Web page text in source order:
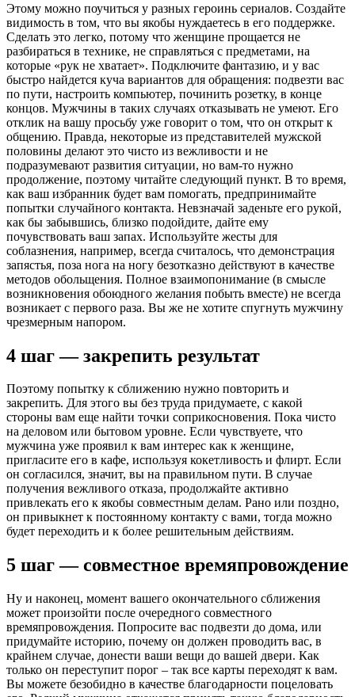
Этому можно поучиться у разных героинь сериалов. Создайте
видимость в том, что вы якобы нуждаетесь в его поддержке.
Сделать это легко, потому что женщине прощается не
разбираться в технике, не справляться с предметами, на
которые «рук не хватает». Подключите фантазию, и у вас
быстро найдется куча вариантов для обращения: подвезти вас
по пути, настроить компьютер, починить розетку, в конце
концов. Мужчины в таких случаях отказывать не умеют. Его
отклик на вашу просьбу уже говорит о том, что он открыт к
общению. Правда, некоторые из представителей мужской
половины делают это чисто из вежливости и не
подразумевают развития ситуации, но вам-то нужно
продолжение, поэтому читайте следующий пункт. В то время,
как ваш избранник будет вам помогать, предпринимайте
попытки случайного контакта. Невзначай заденьте его рукой,
как бы забывшись, близко подойдите, дайте ему
почувствовать ваш запах. Используйте жесты для
соблазнения, например, всегда считалось, что демонстрация
запястья, поза нога на ногу безотказно действуют в качестве
методов обольщения. Полное взаимопонимание (в смысле
возникновения обоюдного желания побыть вместе) не всегда
возникает с первого раза. Вы же не хотите спугнуть мужчину
чрезмерным напором.
4 шаг — закрепить результат
Поэтому попытку к сближению нужно повторить и
закрепить. Для этого вы без труда придумаете, с какой
стороны вам еще найти точки соприкосновения. Пока чисто
на деловом или бытовом уровне. Если чувствуете, что
мужчина уже проявил к вам интерес как к женщине,
пригласите его в кафе, используя кокетливость и флирт. Если
он согласился, значит, вы на правильном пути. В случае
получения вежливого отказа, продолжайте активно
привлекать его к якобы совместным делам. Рано или поздно,
он привыкнет к постоянному контакту с вами, тогда можно
будет переходить и к более решительным действиям.
5 шаг — совместное времяпровождение
Ну и наконец, момент вашего окончательного сближения
может произойти после очередного совместного
времяпровождения. Попросите вас подвезти до дома, или
придумайте историю, почему он должен проводить вас, в
крайнем случае, донести ваши вещи до вашей двери. Как
только он переступит порог – так все карты переходят к вам.
Вы можете безобидно в качестве благодарности поцеловать